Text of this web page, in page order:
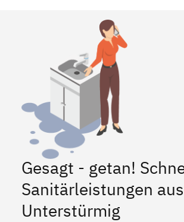
Gesagt - getan!
Sanitärleistungen aus
Unterstürmig